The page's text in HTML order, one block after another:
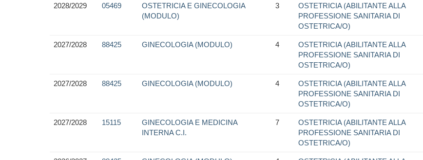
2028/2029 05469
OSTETRICIA E GINECOLOGIA
(MODULO)
3
OSTETRICIA (ABILITANTE ALLA
PROFESSIONE SANITARIA DI
OSTETRICA/O)
2027/2028 88425 GINECOLOGIA (MODULO) 4
OSTETRICIA (ABILITANTE ALLA
PROFESSIONE SANITARIA DI
OSTETRICA/O)
2027/2028 88425 GINECOLOGIA (MODULO) 4
OSTETRICIA (ABILITANTE ALLA
PROFESSIONE SANITARIA DI
OSTETRICA/O)
2027/2028 15115
GINECOLOGIA E MEDICINA
INTERNA C.I.
7
OSTETRICIA (ABILITANTE ALLA
PROFESSIONE SANITARIA DI
OSTETRICA/O)